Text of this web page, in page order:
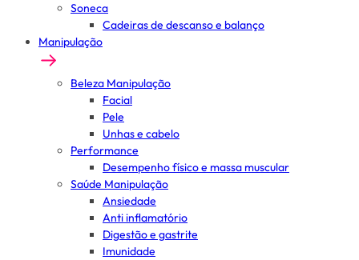
Soneca
Cadeiras de descanso e balanço
Manipulação
Beleza Manipulação
Facial
Pele
Unhas e cabelo
Performance
Desempenho físico e massa muscular
Saúde Manipulação
Ansiedade
Anti inflamatório
Digestão e gastrite
Imunidade